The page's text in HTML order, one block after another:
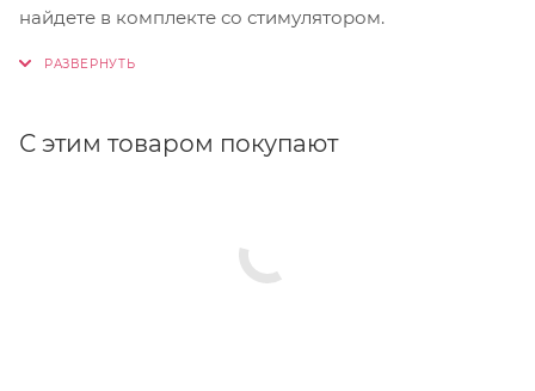
найдете в комплекте со стимулятором.
С этим товаром покупают